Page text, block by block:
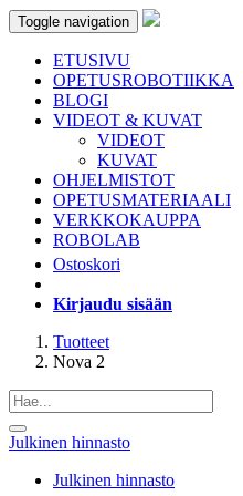
Toggle navigation
ETUSIVU
OPETUSROBOTIIKKA
BLOGI
VIDEOT & KUVAT
VIDEOT
KUVAT
OHJELMISTOT
OPETUSMATERIAALI
VERKKOKAUPPA
ROBOLAB
Ostoskori
Kirjaudu sisään
Tuotteet
Nova 2
Julkinen hinnasto
Julkinen hinnasto